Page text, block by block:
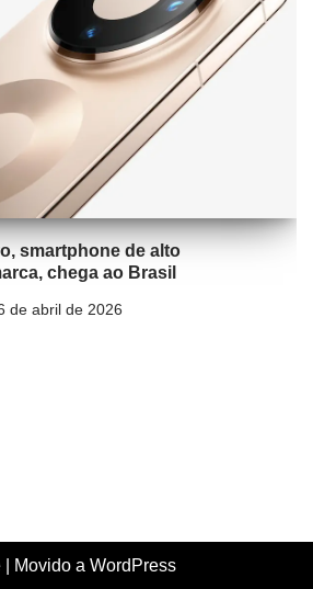
smartphone de alto
chega ao Brasil
de abril de 2026
| Movido a WordPress